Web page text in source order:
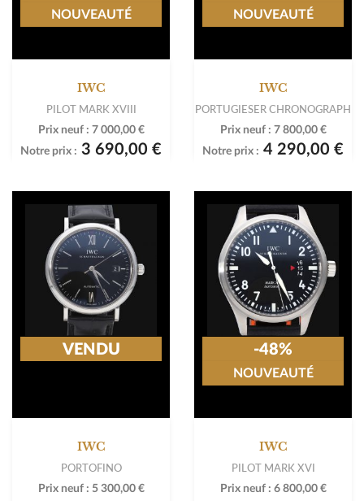
IWC
PILOT MARK XVIII
Prix neuf : 7 000,00 €
Notre prix : 3 690,00 €
NOUVEAUTÉ
IWC
PORTUGIESER CHRONOGRAPH
Prix neuf : 7 800,00 €
Notre prix : 4 290,00 €
NOUVEAUTÉ
IWC
PORTOFINO
Prix neuf : 5 300,00 €
VENDU
IWC
PILOT MARK XVI
Prix neuf : 6 800,00 €
-48%
NOUVEAUTÉ